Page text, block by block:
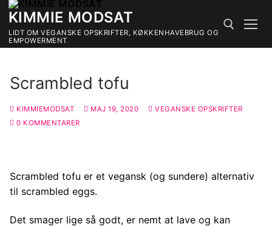
Spring
indhold
KIMMIE MODSAT
LIDT OM VEGANSKE OPSKRIFTER, KØKKENHAVEBRUG OG
EMPOWERMENT
Scrambled tofu
KIMMIEMODSAT MAJ 19, 2020
VEGANSKE OPSKRIFTER
0 KOMMENTARER
Scrambled tofu er et vegansk (og sundere) alternativ
til scrambled eggs.
Det smager lige så godt, er nemt at lave og kan